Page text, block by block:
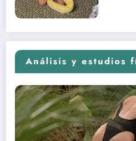
Análisis y estudios